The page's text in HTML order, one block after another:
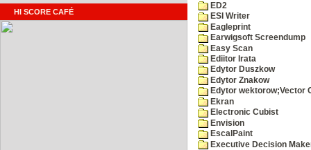
HI SCORE CAFÉ
ED2
ESI Writer
Eagleprint
Earwigsoft Screendump
Easy Scan
Ediitor Irata
Edytor Duszkow
Edytor Znakow
Edytor wektorow;Vector
Ekran
Electronic Cubist
Envision
EscalPaint
Executive Decision